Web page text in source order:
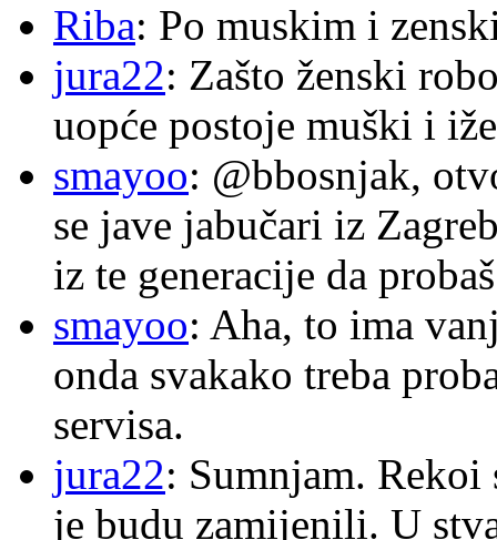
Riba: Po muskim i
jura22: Zašto ženski
uopće postoje muški i
smayoo: @bbosnjak,
se jave jabučari iz
iz te generacije da
smayoo: Aha, to ima
onda svakako treba
servisa.
jura22: Sumnjam. Rekoi
je budu zamijenili. U